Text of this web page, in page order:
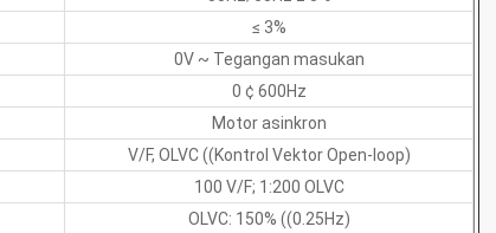
≤ 3%
0V ~ Tegangan masukan
0 ¢ 600Hz
Motor asinkron
V/F, OLVC ((Kontrol Vektor Open-loop)
100 V/F; 1:200 OLVC
OLVC: 150% ((0.25Hz)